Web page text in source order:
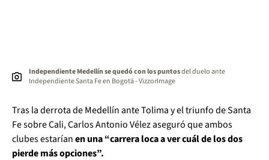
Independiente Medellín se quedó con los puntosdel duelo ante
Independiente Santa Fe en Bogotá - VizzorImage
Tras la derrota de Medellín ante Tolima y el triunfo de Santa
Fe sobre Cali, Carlos Antonio Vélez aseguró que ambos
clubes estaríanen una “carrera loca a ver cuál de los dos
pierde más opciones”.